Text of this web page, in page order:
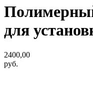
для
2400,00
руб.